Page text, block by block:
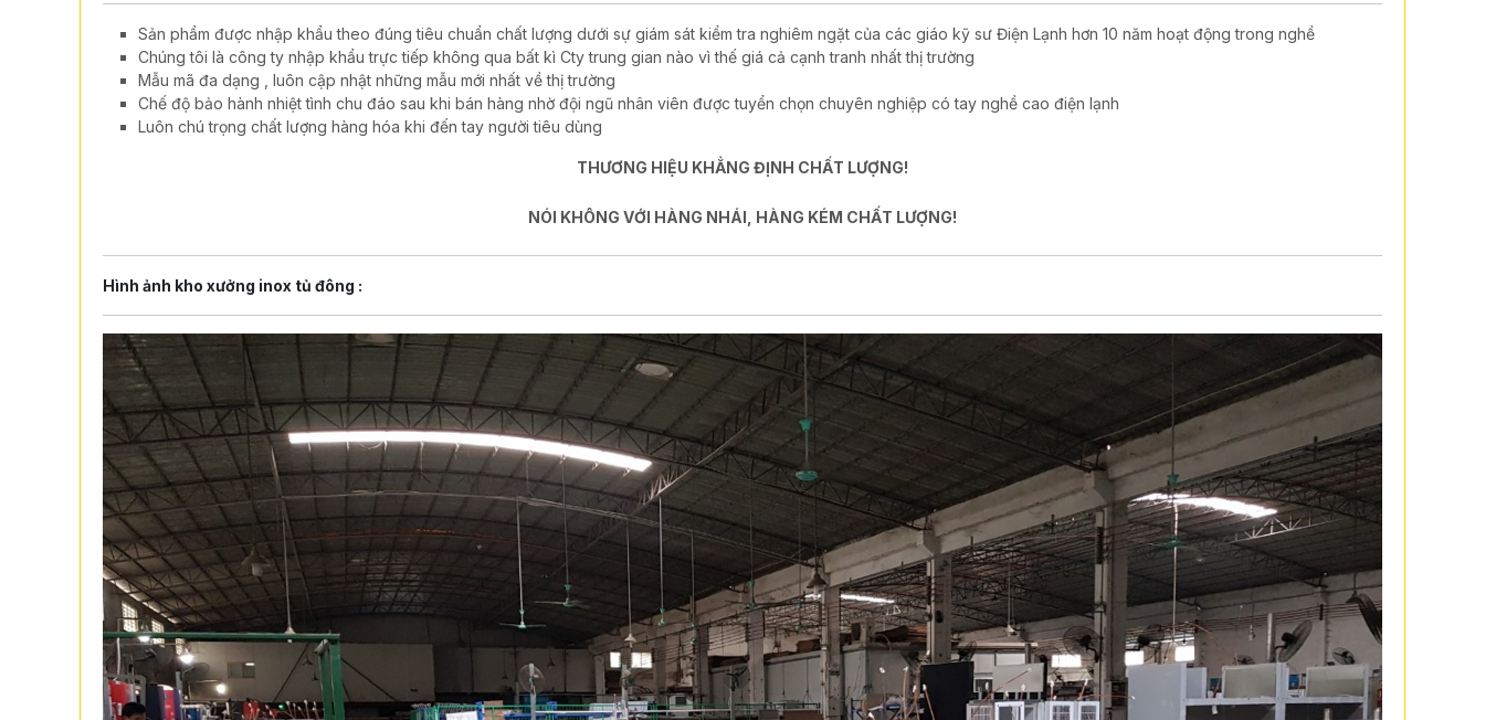
Sản phẩm được nhập khẩu theo đúng tiêu chuẩn chất lượng dưới sự giám sát kiểm tra nghiêm ngặt của các giáo kỹ sư Điện Lạnh hơn 10 năm hoạt động trong nghề
Chúng tôi là công ty nhập khẩu trực tiếp không qua bất kì Cty trung gian nào vì thế giá cả cạnh tranh nhất thị trường
Mẫu mã đa dạng , luôn cập nhật những mẫu mới nhất về thị trường
Chế độ bảo hành nhiệt tình chu đáo sau khi bán hàng nhờ đội ngũ nhân viên được tuyển chọn chuyên nghiệp có tay nghề cao điện lạnh
Luôn chú trọng chất lượng hàng hóa khi đến tay người tiêu dùng
THƯƠNG HIỆU KHẲNG ĐỊNH CHẤT LƯỢNG!
NÓI KHÔNG VỚI HÀNG NHÁI, HÀNG KÉM CHẤT LƯỢNG!
Hình ảnh kho xưởng inox tủ đông :